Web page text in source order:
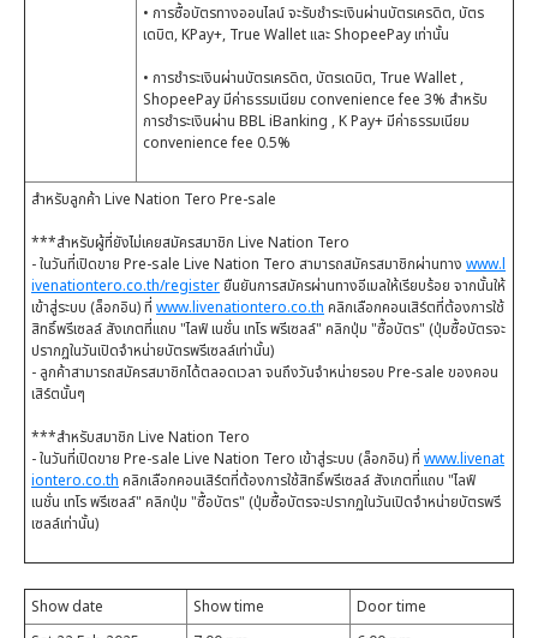
• การซื้อบัตรทางออนไลน์ จะรับชำระเงินผ่านบัตรเครดิต, บัตร
เดบิต, KPay+, True Wallet และ ShopeePay เท่านั้น
• การชำระเงินผ่านบัตรเครดิต, บัตรเดบิต, True Wallet ,
ShopeePay มีค่าธรรมเนียม convenience fee 3% สำหรับ
การชำระเงินผ่าน BBL iBanking , K Pay+ มีค่าธรรมเนียม
convenience fee 0.5%
สำหรับลูกค้า Live Nation Tero Pre-sale
***สำหรับผู้ที่ยังไม่เคยสมัครสมาชิก Live Nation Tero
- ในวันที่เปิดขาย Pre-sale Live Nation Tero สามารถสมัครสมาชิกผ่านทาง www.l
ivenationtero.co.th/register ยืนยันการสมัครผ่านทางอีเมลให้เรียบร้อย จากนั้นให้
เข้าสู่ระบบ (ล็อกอิน) ที่ www.livenationtero.co.th คลิกเลือกคอนเสิร์ตที่ต้องการใช้
สิทธิ์พรีเซลล์ สังเกตที่แถบ "ไลฟ์ เนชั่น เทโร พรีเซลล์" คลิกปุ่ม "ซื้อบัตร" (ปุ่มซื้อบัตรจะ
ปรากฏในวันเปิดจำหน่ายบัตรพรีเซลล์เท่านั้น)
- ลูกค้าสามารถสมัครสมาชิกได้ตลอดเวลา จนถึงวันจำหน่ายรอบ Pre-sale ของคอน
เสิร์ตนั้นๆ
***สำหรับสมาชิก Live Nation Tero
- ในวันที่เปิดขาย Pre-sale Live Nation Tero เข้าสู่ระบบ (ล็อกอิน) ที่ www.livenat
iontero.co.th คลิกเลือกคอนเสิร์ตที่ต้องการใช้สิทธิ์พรีเซลล์ สังเกตที่แถบ "ไลฟ์
เนชั่น เทโร พรีเซลล์" คลิกปุ่ม "ซื้อบัตร" (ปุ่มซื้อบัตรจะปรากฏในวันเปิดจำหน่ายบัตรพรี
เซลล์เท่านั้น)
Show date Show time
Door time